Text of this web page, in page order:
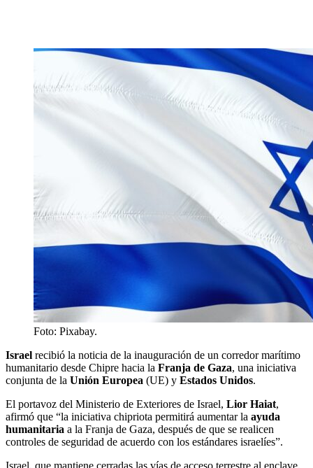
Foto: Pixabay.
Israel recibió la noticia de la inauguración de un corredor marítimo
humanitario desde Chipre hacia la Franja de Gaza, una iniciativa
conjunta de la Unión Europea (UE) y Estados Unidos.
El portavoz del Ministerio de Exteriores de Israel, Lior Haiat,
afirmó que “la iniciativa chipriota permitirá aumentar la ayuda
humanitaria a la Franja de Gaza, después de que se realicen
controles de seguridad de acuerdo con los estándares israelíes”.
Israel, que mantiene cerradas las vías de acceso terrestre al enclave,